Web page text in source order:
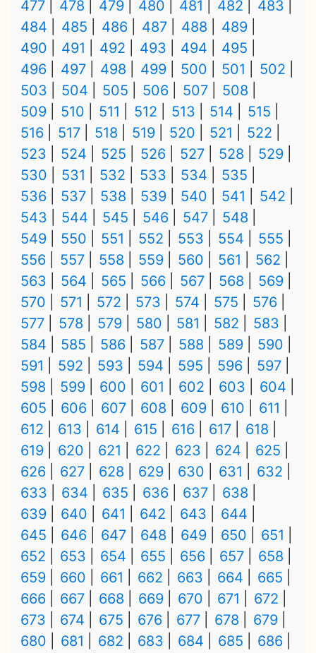
477 478 479 480 481 482
483
484
485 486 487 488
489
490
491 492 493 494
495
496
497 498 499 500 501
502
503
504 505 506 507
508
509
510 511 512 513 514
515
516
517 518 519 520 521
522
523
524 525 526 527 528
529
530
531 532 533 534
535
536
537 538 539 540 541
542
543
544 545 546 547
548
549
550 551 552 553 554
555
556
557 558 559 560 561
562
563
564 565 566 567 568
569
570
571 572 573 574 575
576
577
578 579 580 581 582
583
584
585 586 587 588 589
590
591
592 593 594 595 596
597
598
599 600 601 602 603
604
605
606 607 608 609 610
611
612
613 614 615 616 617
618
619
620 621 622 623 624
625
626
627 628 629 630 631
632
633
634 635 636 637
638
639
640 641 642 643
644
645
646 647 648 649 650
651
652
653 654 655 656 657
658
659
660 661 662 663 664
665
666
667 668 669 670 671
672
673
674 675 676 677 678
679
680
681 682 683 684 685
686